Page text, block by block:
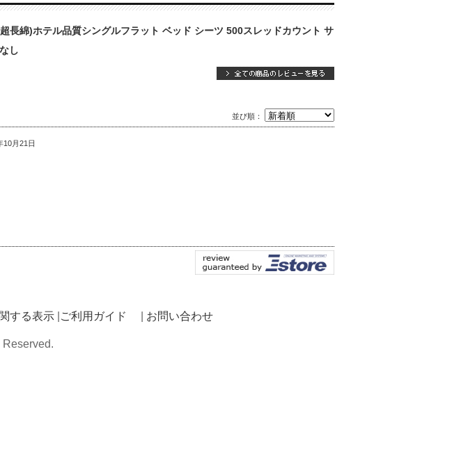
長綿)ホテル品質シングルフラット ベッド シーツ 500スレッドカウント サ
し
並び順：
10月21日
する表示 ご利用ガイド お問い合わせ